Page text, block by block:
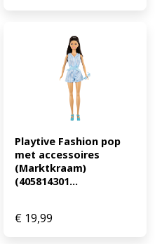
Playtive Fashion pop
met accessoires
(Marktkraam)
(405814301...
€ 19,99